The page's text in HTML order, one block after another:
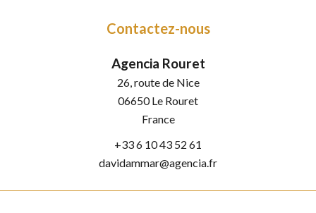
Contactez-nous
Agencia Rouret
26, route de Nice
06650Le Rouret
France
+33 6 10 43 52 61
davidammar@agencia.fr